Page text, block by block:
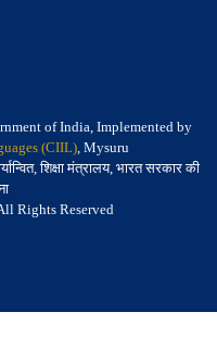
of India, Implemented by
(CIIL), Mysuru
शिक्षा मंत्रालय, भारत सरकार की
Rights Reserved